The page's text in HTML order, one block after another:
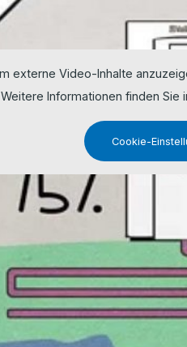
externe Video-Inhalte
Weitere Informationen finden Sie
Cookie-